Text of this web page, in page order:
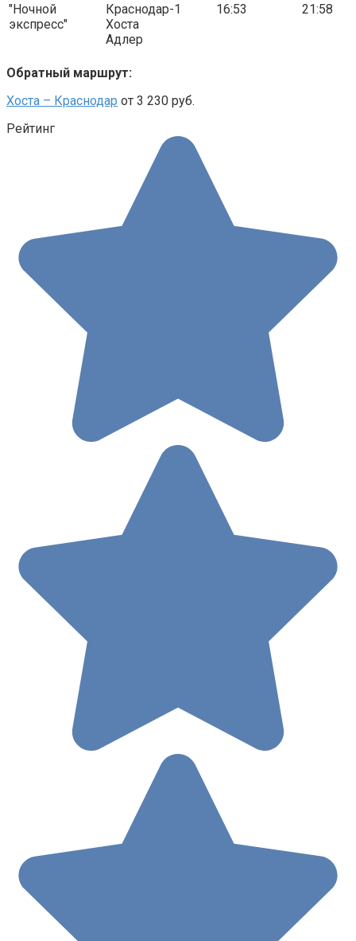
"Ночной
экспресс"
Краснодар-1
Хоста
Адлер
16:53 21:58
Обратный маршрут:
Хоста – Краснодар от 3 230 руб.
Рейтинг